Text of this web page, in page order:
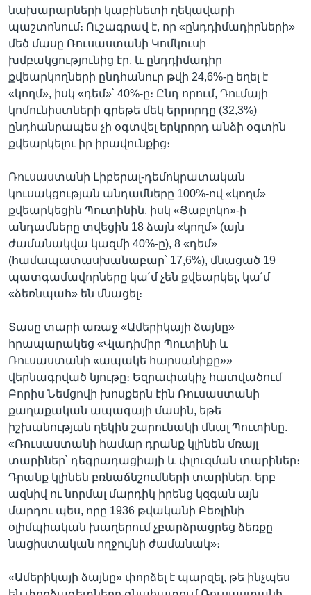
նախարարների կաբինետի ղեկավարի
պաշտոնում։ Ուշագրավ է, որ «ընդդիմադիրների»
մեծ մասը Ռուսաստանի Կոմկուսի
խմբակցությունից էր, և ընդդիմադիր
քվեարկողների ընդհանուր թվի 24,6%-ը եղել է
«կողմ», իսկ «դեմ»՝ 40%-ը։ Ընդ որում, Դումայի
կոմունիստների գրեթե մեկ երրորդը (32,3%)
ընդհանրապես չի օգտվել երկրորդ անձի օգտին
քվեարկելու իր իրավունքից։
Ռուսաստանի Լիբերալ-դեմոկրատական
կուսակցության անդամները 100%-ով «կողմ»
քվեարկեցին Պուտինին, իսկ «Յաբլոկո»-ի
անդամները տվեցին 18 ձայն «կողմ» (այն
ժամանակվա կազմի 40%-ը), 8 «դեմ»
(համապատասխանաբար՝ 17,6%), մնացած 19
պատգամավորները կա՛մ չեն քվեարկել, կա՛մ
«ձեռնպահ» են մնացել։
Տասը տարի առաջ «Ամերիկայի ձայնը»
հրապարակեց «Վլադիմիր Պուտինի և
Ռուսաստանի «ապակե հարսանիքը»»
վերնագրված նյութը։ Եզրափակիչ հատվածում
Բորիս Նեմցովի խոսքերն էին Ռուսաստանի
քաղաքական ապագայի մասին, եթե
իշխանության ղեկին շարունակի մնալ Պուտինը.
«Ռուսաստանի համար դրանք կլինեն մռայլ
տարիներ՝ դեգրադացիայի և փլուզման տարիներ։
Դրանք կլինեն բռնաճնշումների տարիներ, երբ
ազնիվ ու նորմալ մարդիկ իրենց կզգան այն
մարդու պես, որը 1936 թվականի Բեռլինի
օլիմպիական խաղերում չբարձրացրեց ձեռքը
նացիստական ողջույնի ժամանակ»։
«Ամերիկայի ձայնը» փորձել է պարզել, թե ինչպես